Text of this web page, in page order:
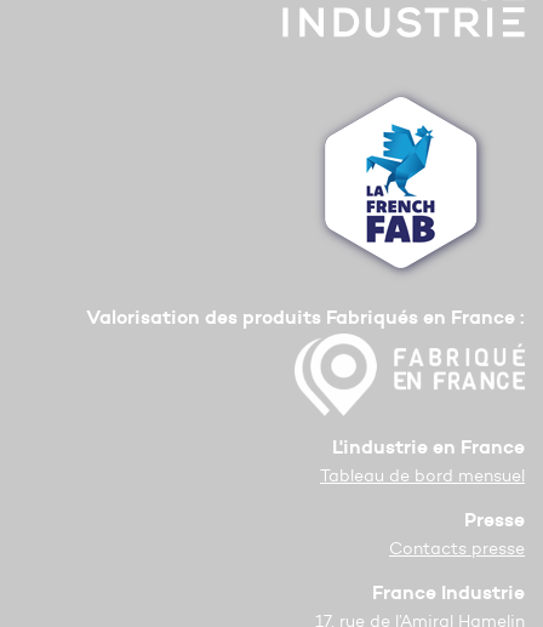
Valorisation des produits Fabriqués en France :
L'industrie en France
Tableau de bord mensuel
Presse
Contacts presse
France Industrie
17, rue de l’Amiral Hamelin